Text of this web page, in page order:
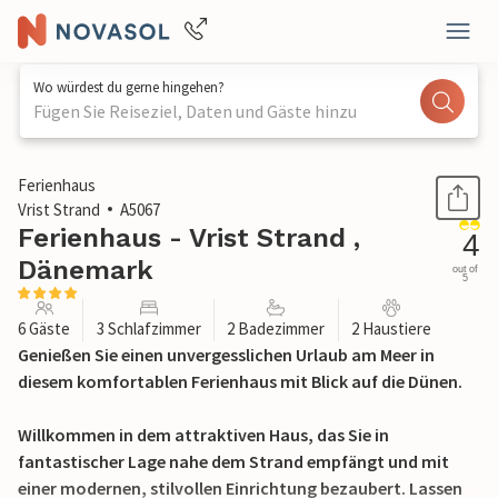
Wo würdest du gerne hingehen?
Fügen Sie Reiseziel, Daten und Gäste hinzu
1 / 29
Ferienhaus
Vrist Strand
A5067
Ferienhaus - Vrist Strand ,
Dänemark
4
out of
5
6 Gäste 3 Schlafzimmer 2 Badezimmer 2 Haustiere
Genießen Sie einen unvergesslichen Urlaub am Meer in
diesem komfortablen Ferienhaus mit Blick auf die Dünen.
Willkommen in dem attraktiven Haus, das Sie in
fantastischer Lage nahe dem Strand empfängt und mit
einer modernen, stilvollen Einrichtung bezaubert. Lassen